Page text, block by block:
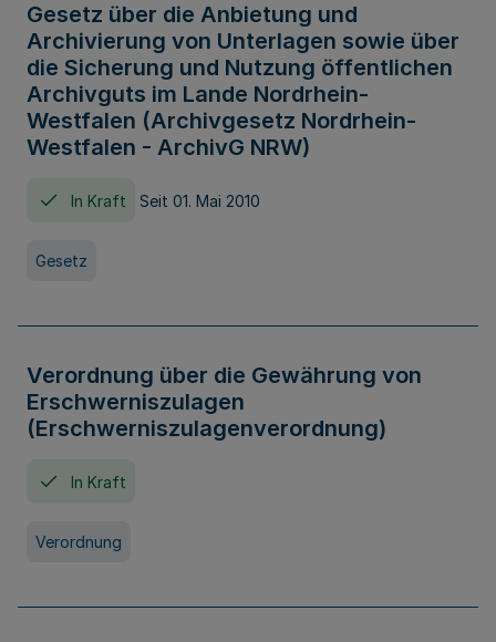
Gesetz über die Anbietung und
Archivierung von Unterlagen sowie über
die Sicherung und Nutzung öffentlichen
Archivguts im Lande Nordrhein-
Westfalen (Archivgesetz Nordrhein-
Westfalen - ArchivG NRW)
In Kraft Seit 01. Mai 2010
Gesetz
Verordnung über die Gewährung von
Erschwerniszulagen
(Erschwerniszulagenverordnung)
In Kraft
Verordnung